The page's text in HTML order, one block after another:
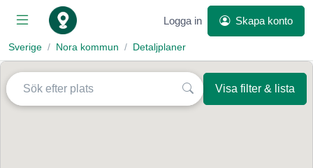
Logga in Skapa konto
Sverige Nora kommun Detaljplaner
Visa filter & lista